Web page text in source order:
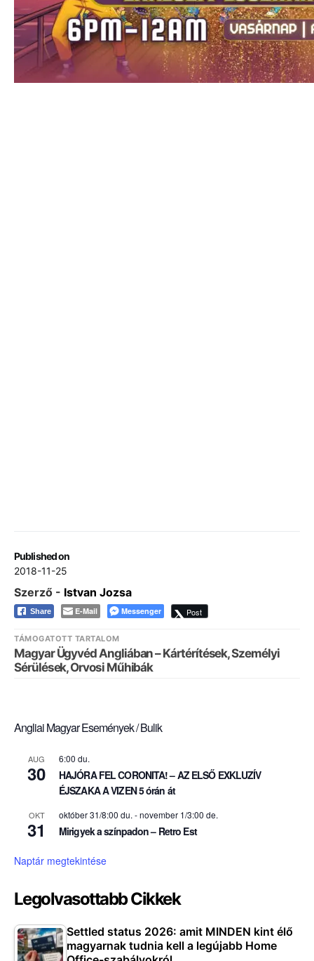
Published on
2018-11-25
Szerző - Istvan Jozsa
Share E-Mail Messenger Post
TÁMOGATOTT TARTALOM
Magyar Ügyvéd Angliában – Kártérítések, Személyi
Sérülések, Orvosi Műhibák
Angliai Magyar Események / Bulik
AUG
30
6:00 du.
HAJÓRA FEL CORONITA! – AZ ELSŐ EXKLUZÍV
ÉJSZAKA A VIZEN 5 órán át
OKT
31
október 31/8:00 du. -november 1/3:00 de.
Mirigyek a színpadon – Retro Est
Naptár megtekintése
Legolvasottabb Cikkek
Settled status 2026: amit MINDEN kint élő
magyarnak tudnia kell a legújabb Home